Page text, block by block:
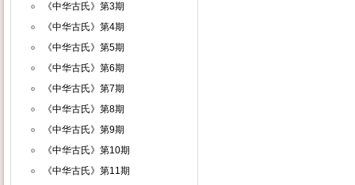
《中华古氏》第3期
《中华古氏》第4期
《中华古氏》第5期
《中华古氏》第6期
《中华古氏》第7期
《中华古氏》第8期
《中华古氏》第9期
《中华古氏》第10期
《中华古氏》第11期